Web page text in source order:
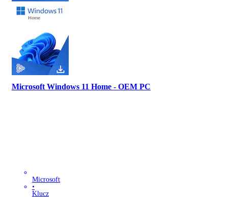
Microsoft Windows 11 Home - OEM PC
Microsoft
•
Klucz